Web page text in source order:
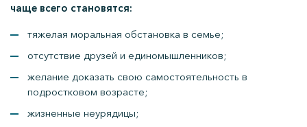
чаще всего становятся:
тяжелая моральная обстановка в семье;
отсутствие друзей и единомышленников;
желание доказать свою самостоятельность в
подростковом возрасте;
жизненные неурядицы;